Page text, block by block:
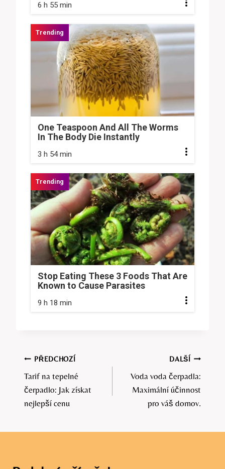
6 h 55 min
One Teaspoon And All The Worms
In The Body Die Instantly
3 h 54 min
Stop Eating These 3 Foods That Are
Known to Cause Parasites
9 h 18 min
Navigace
pro
příspěvek
PŘEDCHOZÍ
Tarif na tepelné
čerpadlo: Jak získat
nejlepší cenu
DALŠÍ
Voda voda čerpadla:
Maximální účinnost
pro váš domov.